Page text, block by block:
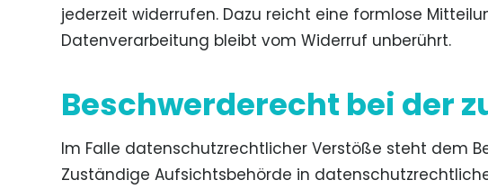
jederzeit widerrufen. Dazu reicht eine formlose
Datenverarbeitung bleibt vom Widerruf unberührt.
Beschwerderecht bei der
Im Falle datenschutzrechtlicher Verstöße steht dem
Zuständige Aufsichtsbehörde in